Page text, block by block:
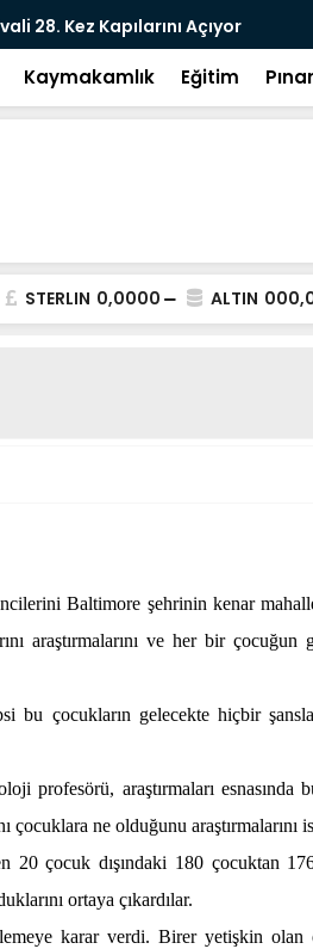
28. Kez Kapılarını Açıyor
Kaymakamlık Eğitim
STERLIN 0,0000 ALTIN
Baltimore şehrinin kenar
araştırmalarını ve her bir çocuğun
bu çocukların gelecekte hiçbir
profesörü, araştırmaları esnasında
ne olduğunu araştırmalarını
çocuk dışındaki 180 çocuktan
ortaya çıkardılar.
karar verdi. Birer yetişkin olan